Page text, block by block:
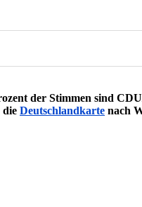
der Stimmen sind
die Deutschlandkarte nach